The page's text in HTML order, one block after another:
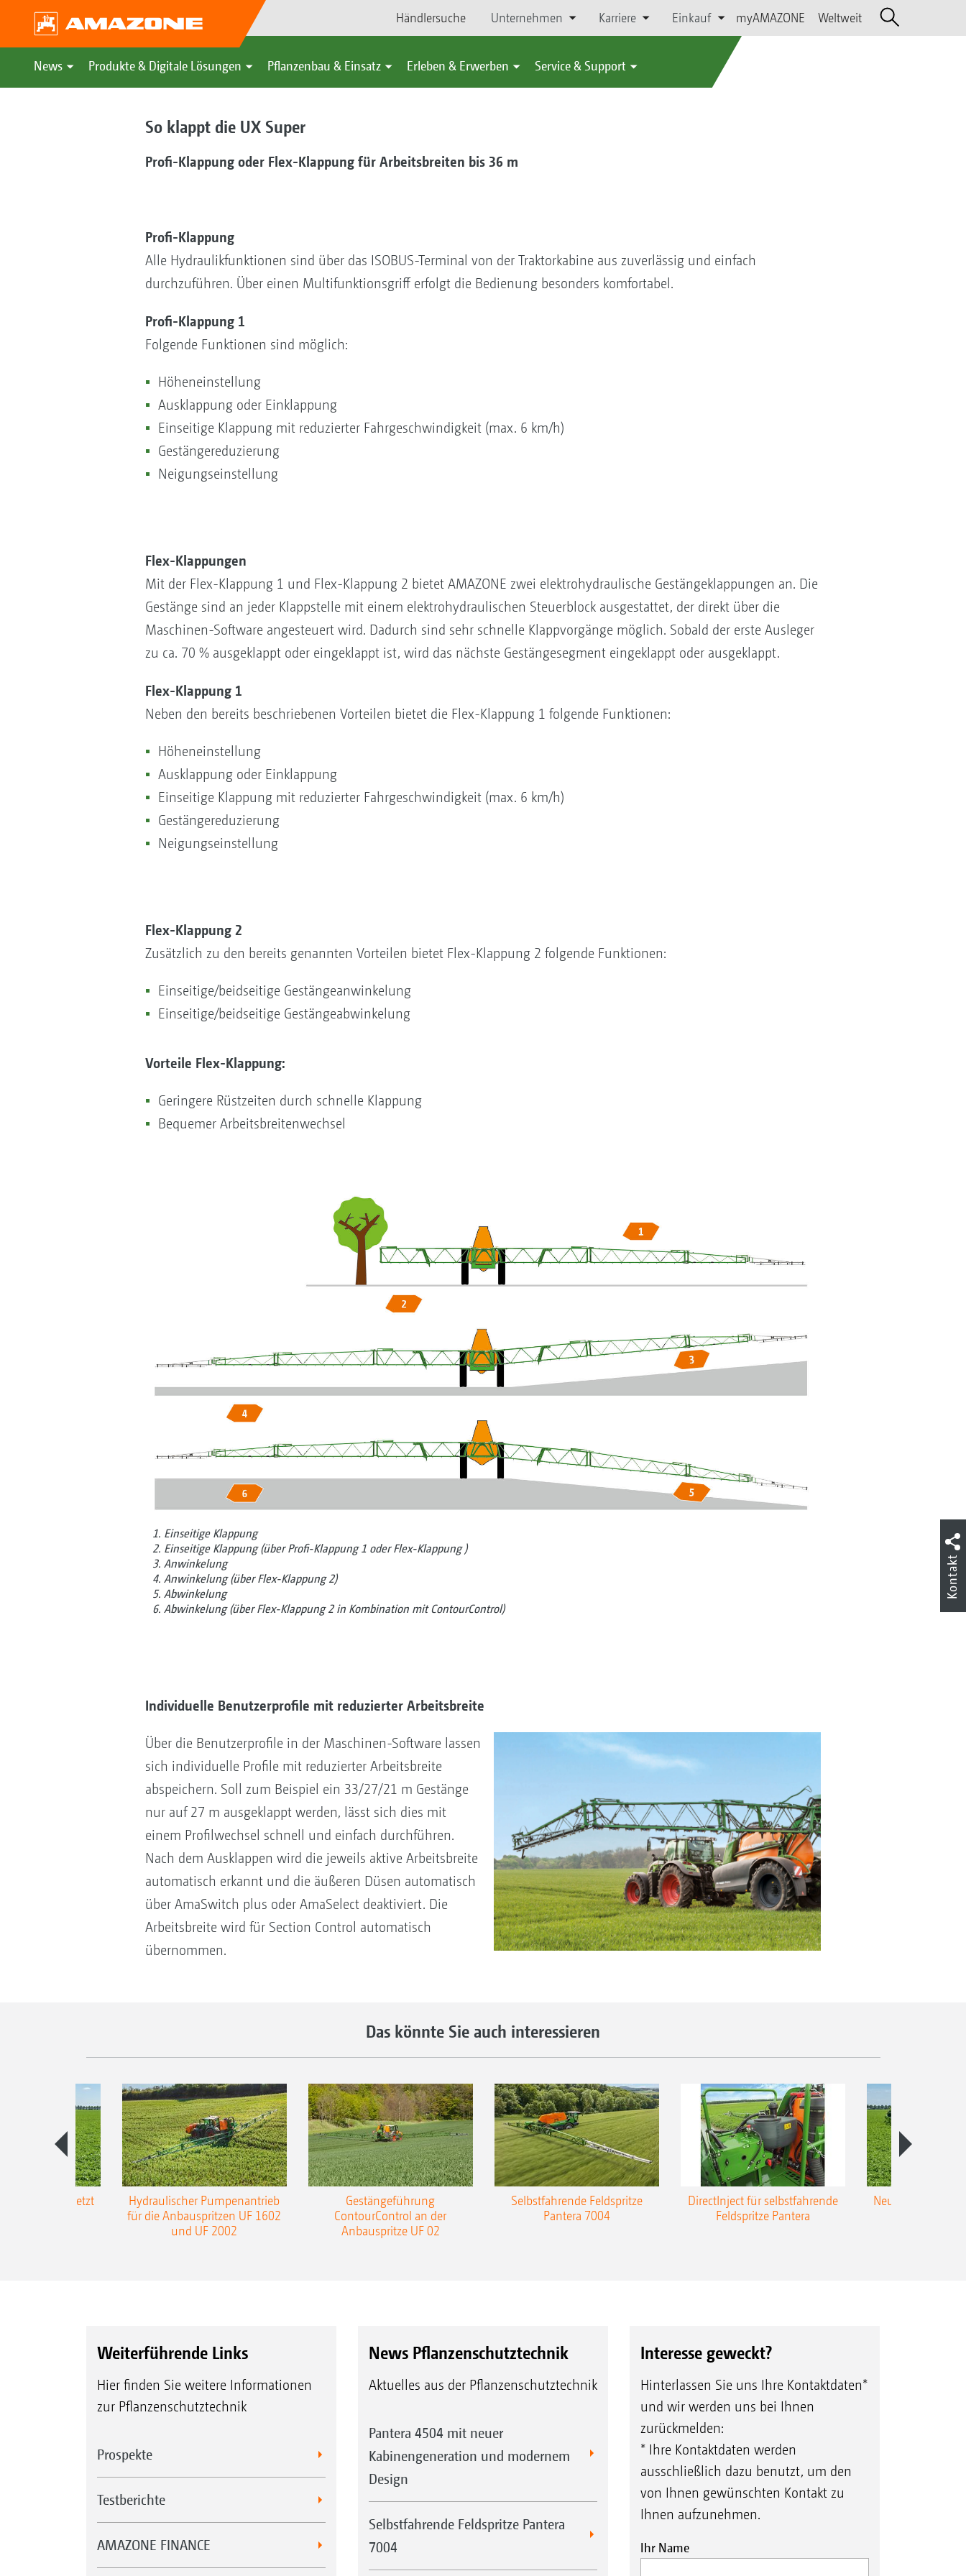
Händlersuche Unternehmen Karriere Einkauf myAMAZONE Weltweit
News Produkte & Digitale Lösungen Pflanzenbau & Einsatz Erleben & Erwerben Service & Support
So klappt die UX Super
Profi-Klappung oder Flex-Klappung für Arbeitsbreiten bis 36 m
Profi-Klappung
Alle Hydraulikfunktionen sind über das ISOBUS-Terminal von der Traktorkabine aus zuverlässig und einfach
durchzuführen. Über einen Multifunktionsgriff erfolgt die Bedienung besonders komfortabel.
Profi-Klappung 1
Folgende Funktionen sind möglich:
Höheneinstellung
Ausklappung oder Einklappung
Einseitige Klappung mit reduzierter Fahrgeschwindigkeit (max. 6 km/h)
Gestängereduzierung
Neigungseinstellung
Flex-Klappungen
Mit der Flex-Klappung 1 und Flex-Klappung 2 bietet AMAZONE zwei elektrohydraulische Gestängeklappungen an. Die
Gestänge sind an jeder Klappstelle mit einem elektrohydraulischen Steuerblock ausgestattet, der direkt über die
Maschinen-Software angesteuert wird. Dadurch sind sehr schnelle Klappvorgänge möglich. Sobald der erste Ausleger
zu ca. 70 % ausgeklappt oder eingeklappt ist, wird das nächste Gestängesegment eingeklappt oder ausgeklappt.
Flex-Klappung 1
Neben den bereits beschriebenen Vorteilen bietet die Flex-Klappung 1 folgende Funktionen:
Höheneinstellung
Ausklappung oder Einklappung
Einseitige Klappung mit reduzierter Fahrgeschwindigkeit (max. 6 km/h)
Gestängereduzierung
Neigungseinstellung
Flex-Klappung 2
Zusätzlich zu den bereits genannten Vorteilen bietet Flex-Klappung 2 folgende Funktionen:
Einseitige/beidseitige Gestängeanwinkelung
Einseitige/beidseitige Gestängeabwinkelung
Vorteile Flex-Klappung:
Geringere Rüstzeiten durch schnelle Klappung
Bequemer Arbeitsbreitenwechsel
1. Einseitige Klappung
2. Einseitige Klappung (über Profi-Klappung 1 oder Flex-Klappung )
3. Anwinkelung
4. Anwinkelung (über Flex-Klappung 2)
5. Abwinkelung
6. Abwinkelung (über Flex-Klappung 2 in Kombination mit ContourControl)
Individuelle Benutzerprofile mit reduzierter Arbeitsbreite
Über die Benutzerprofile in der Maschinen-Software lassen
sich individuelle Profile mit reduzierter Arbeitsbreite
abspeichern. Soll zum Beispiel ein 33/27/21 m Gestänge
nur auf 27 m ausgeklappt werden, lässt sich dies mit
einem Profilwechsel schnell und einfach durchführen.
Nach dem Ausklappen wird die jeweils aktive Arbeitsbreite
automatisch erkannt und die äußeren Düsen automatisch
über AmaSwitch plus oder AmaSelect deaktiviert. Die
Arbeitsbreite wird für Section Control automatisch
übernommen.
Das könnte Sie auch interessieren
L3-Gestänge jetzt
Hydraulischer Pumpenantrieb
für die Anbauspritzen UF 1602
und UF 2002
Gestängeführung
ContourControl an der
Anbauspritze UF 02
Selbstfahrende Feldspritze
Pantera 7004
DirectInject für selbstfahrende
Feldspritze Pantera
Neue Super-L3-
Weiterführende Links
Hier finden Sie weitere Informationen
zur Pflanzenschutztechnik
Prospekte
Testberichte
AMAZONE FINANCE
News Pflanzenschutztechnik
Aktuelles aus der Pflanzenschutztechnik
Pantera 4504 mit neuer
Kabinengeneration und modernem
Design
Selbstfahrende Feldspritze Pantera
7004
Interesse geweckt?
Hinterlassen Sie uns Ihre Kontaktdaten*
und wir werden uns bei Ihnen
zurückmelden:
* Ihre Kontaktdaten werden
ausschließlich dazu benutzt, um den
von Ihnen gewünschten Kontakt zu
Ihnen aufzunehmen.
Ihr Name
Kontakt